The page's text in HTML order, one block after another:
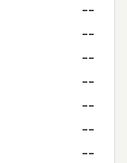
--
--
--
--
--
--
--